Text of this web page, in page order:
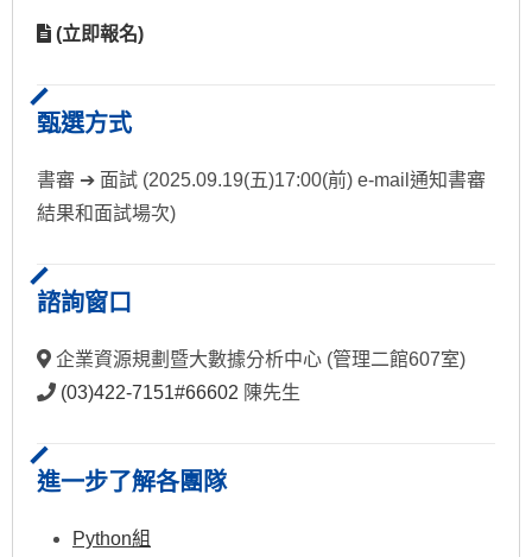
(立即報名)
甄選方式
書審 ➔ 面試 (2025.09.19(五)17:00(前) e-mail通知書審
結果和面試場次)
諮詢窗口
企業資源規劃暨大數據分析中心 (管理二館607室)
(03)422-7151#66602 陳先生
進一步了解各團隊
Python組